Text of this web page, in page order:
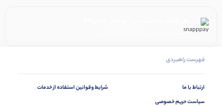
۴ قسط ماهانه. بدون سود، چک و ضامن.
فهرست راهبردی
ارتباط با ما
سیاست حریم خصوصی
شرایط وقوانین استفاده از خدمات